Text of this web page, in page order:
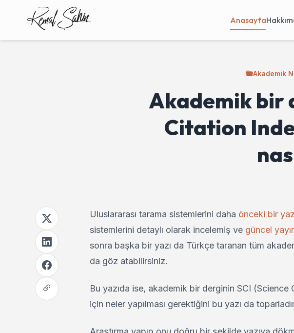
Anasayfa
Akademik
Akademik bir
Citation
Uluslararası tarama sistemlerini daha önceki bir
sistemlerini detaylı olarak incelemiş ve güncel
sonra başka bir yazı da Türkçe taranan tüm
da göz atabilirsiniz.
Bu yazıda ise, akademik bir derginin SCI (Science
için neler yapılması gerektiğini bu yazı da